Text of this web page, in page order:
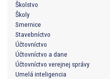
Školstvo
Školy
Smernice
Stavebníctvo
Účtovníctvo
Účtovníctvo a dane
Účtovníctvo verejnej správy
Umelá inteligencia